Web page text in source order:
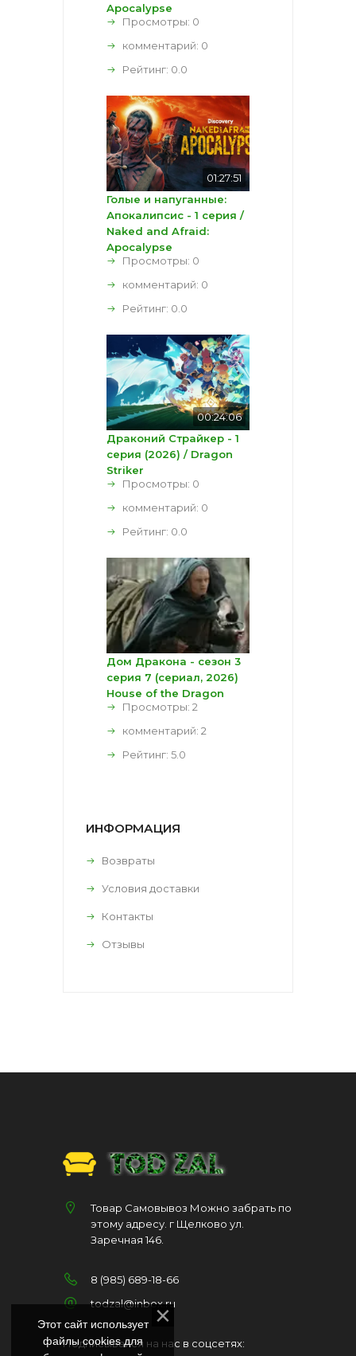
Apocalypse
Просмотры: 0
комментарий: 0
Рейтинг: 0.0
01:27:51
Голые и напуганные:
Апокалипсис - 1 серия /
Naked and Afraid:
Apocalypse
Просмотры: 0
комментарий: 0
Рейтинг: 0.0
00:24:06
Драконий Страйкер - 1
серия (2026) / Dragon
Striker
Просмотры: 0
комментарий: 0
Рейтинг: 0.0
Дом Дракона - сезон 3
серия 7 (сериал, 2026)
House of the Dragon
Просмотры: 2
комментарий: 2
Рейтинг: 5.0
ИНФОРМАЦИЯ
Возвраты
Условия доставки
Контакты
Отзывы
Товар Самовывоз Можно забрать по
этому адресу. г Щелково ул.
Заречная 146.
8 (985) 689-18-66
todzal@inbox.ru
Подписывайся на нас в соцсетях:
Этот сайт использует
файлы cookies для